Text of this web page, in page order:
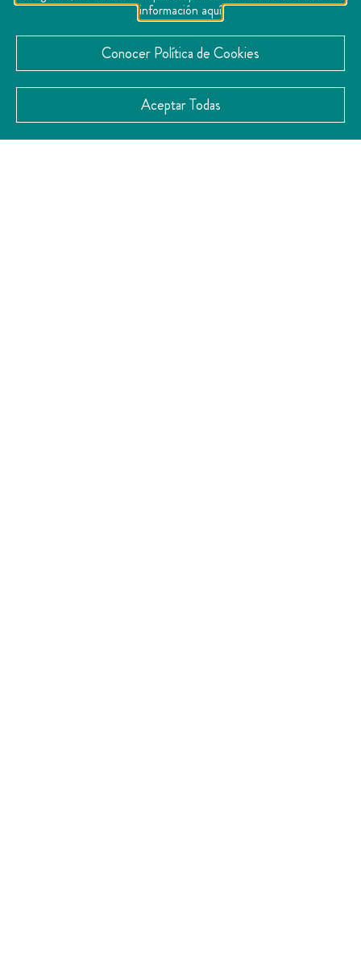
información aquí
Conocer Política de Cookies
Aceptar Todas